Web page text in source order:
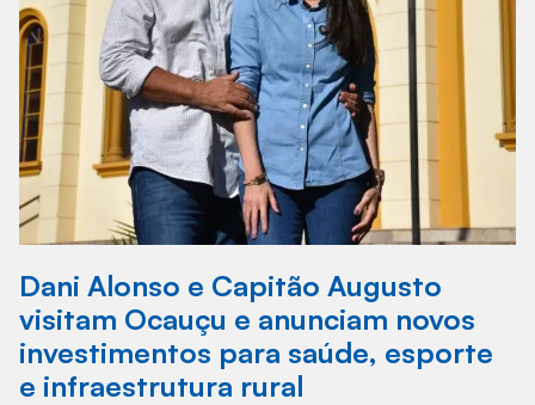
Dani Alonso e Capitão Augusto
visitam Ocauçu e anunciam novos
investimentos para saúde, esporte
e infraestrutura rural